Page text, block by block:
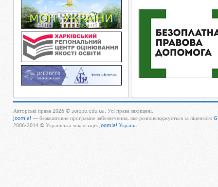
Авторські права 2026 © soippo.edu.ua. Усі права захищені.
Joomla! — безкоштовне програмне забезпечення, яке розповсюджується за ліцензією
2006-2014 © Українська локалізація Joomla! Україна.